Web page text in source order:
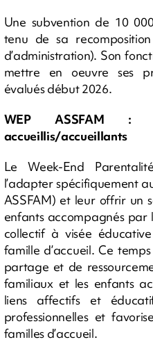
Une subvention de 10
tenu de sa
d’administration). Son
mettre en oeuvre ses
évalués début 2026.
WEP ASSFAM :
accueillis/accueillants
Le Week-End
l’adapter spécifiquement
ASSFAM) et leur offrir un
enfants accompagnés par
collectif à visée
famille d’accueil. Ce
partage et de
familiaux et les enfants
liens affectifs et
professionnelles et
familles d’accueil.